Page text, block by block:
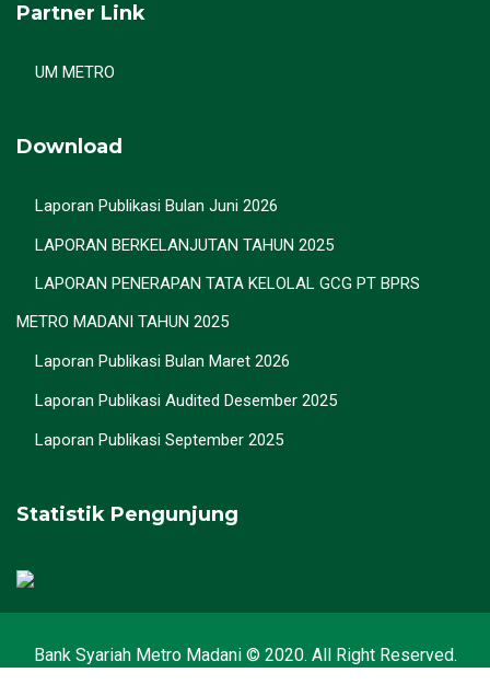
Partner Link
UM METRO
Download
Laporan Publikasi Bulan Juni 2026
LAPORAN BERKELANJUTAN TAHUN 2025
LAPORAN PENERAPAN TATA KELOLAL GCG PT BPRS
METRO MADANI TAHUN 2025
Laporan Publikasi Bulan Maret 2026
Laporan Publikasi Audited Desember 2025
Laporan Publikasi September 2025
Statistik Pengunjung
Bank Syariah Metro Madani © 2020. All Right Reserved.